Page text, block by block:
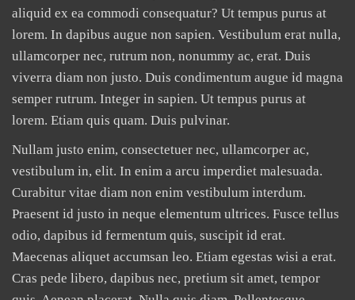
aliquid ex ea commodi consequatur? Ut tempus purus at
lorem. In dapibus augue non sapien. Vestibulum erat nulla,
ullamcorper nec, rutrum non, nonummy ac, erat. Duis
viverra diam non justo. Duis condimentum augue id magna
semper rutrum. Integer in sapien. Ut tempus purus at
lorem. Etiam quis quam. Duis pulvinar.
Nullam justo enim, consectetuer nec, ullamcorper ac,
vestibulum in, elit. In enim a arcu imperdiet malesuada.
Curabitur vitae diam non enim vestibulum interdum.
Praesent id justo in neque elementum ultrices. Fusce tellus
odio, dapibus id fermentum quis, suscipit id erat.
Maecenas aliquet accumsan leo. Etiam egestas wisi a erat.
Cras pede libero, dapibus nec, pretium sit amet, tempor